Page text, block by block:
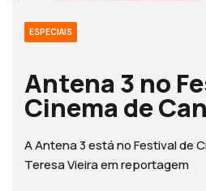
ESPECIAIS
Antena 3 no
Cinema de
A Antena 3 está no Festival de
Teresa Vieira em reportagem